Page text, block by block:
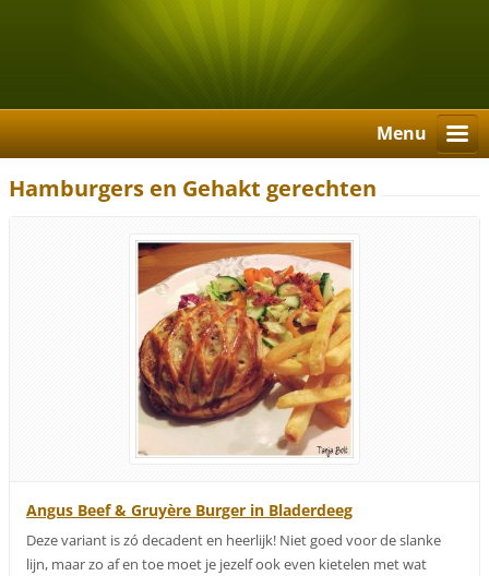
Menu
Hamburgers en Gehakt gerechten
Angus Beef & Gruyère Burger in Bladerdeeg
Deze variant is zó decadent en heerlijk! Niet goed voor de slanke
lijn, maar zo af en toe moet je jezelf ook even kietelen met wat